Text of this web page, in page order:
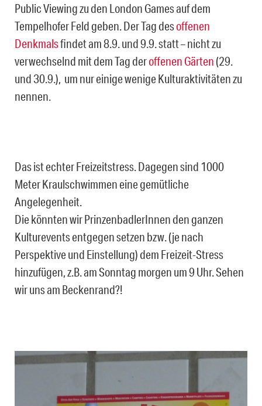
Public Viewing zu den London Games auf dem
Tempelhofer Feld geben. Der Tag desoffenen
Denkmalsfindet am 8.9. und 9.9. statt – nicht zu
verwechselnd mit dem Tag deroffenen Gärten(29.
und 30.9.), um nur einige wenige Kulturaktivitäten zu
nennen.
Das ist echter Freizeitstress. Dagegen sind 1000
Meter Kraulschwimmen eine gemütliche
Angelegenheit.
Die könnten wir PrinzenbadlerInnen den ganzen
Kulturevents entgegen setzen bzw. (je nach
Perspektive und Einstellung) dem Freizeit-Stress
hinzufügen, z.B. am Sonntag morgen um 9 Uhr. Sehen
wir uns am Beckenrand?!